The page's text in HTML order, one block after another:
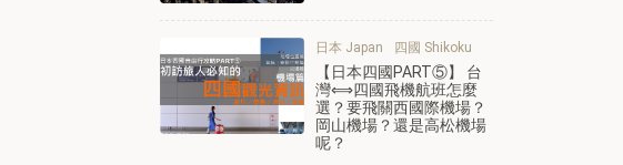
日本 Japan 四國 Shikoku
【日本四國PART⑤】 台
灣⟺四國飛機航班怎麼
選？要飛關西國際機場？
岡山機場？還是高松機場
呢？